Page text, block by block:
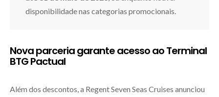
disponibilidade nas categorias promocionais.
Nova parceria garante acesso ao Terminal
BTG Pactual
Além dos descontos, a Regent Seven Seas Cruises anunciou